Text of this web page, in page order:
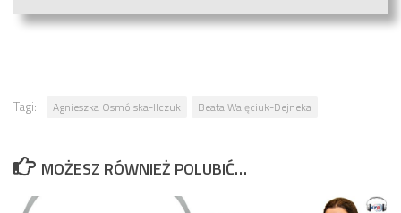
Tagi: Agnieszka Osmólska-Ilczuk Beata Walęciuk-Dejneka
MOŻESZ RÓWNIEŻ POLUBIĆ…